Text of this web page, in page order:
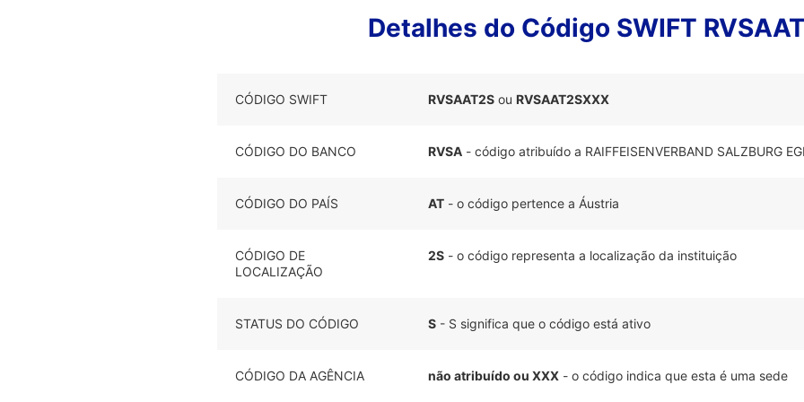
Detalhes do Código SWIFT
CÓDIGO SWIFT RVSAAT2S ou RVSAAT2SXXX
CÓDIGO DO BANCO RVSA - código atribuído a RAIFFEISENVERBAND SALZBURG
CÓDIGO DO PAÍS AT - o código pertence a Áustria
CÓDIGO DE
LOCALIZAÇÃO
2S - o código representa a localização da instituição
STATUS DO CÓDIGO S - S significa que o código está ativo
CÓDIGO DA AGÊNCIA não atribuído ou XXX - o código indica que esta é uma sede